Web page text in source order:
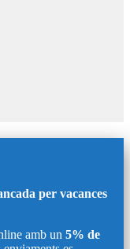
per vacances
amb un 5% de